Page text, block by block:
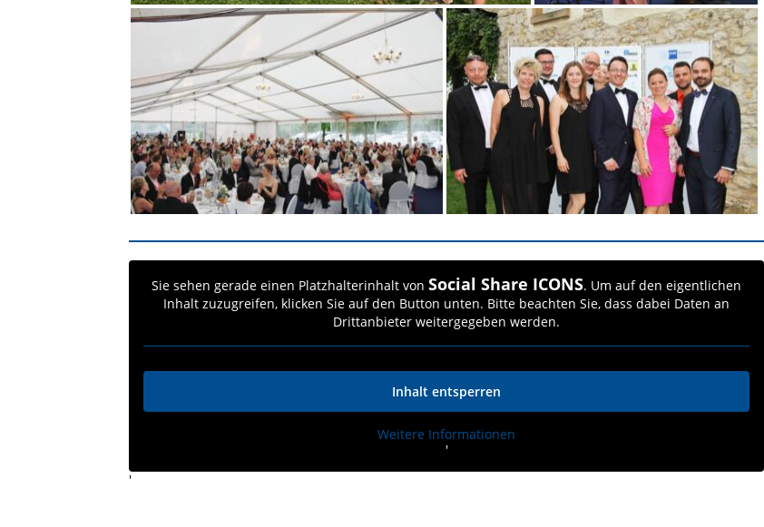
Sie sehen gerade einen Platzhalterinhalt von Social Share ICONS. Um auf den eigentlichen
Inhalt zuzugreifen, klicken Sie auf den Button unten. Bitte beachten Sie, dass dabei Daten an
Drittanbieter weitergegeben werden.
Inhalt entsperren
Weitere Informationen
'
'